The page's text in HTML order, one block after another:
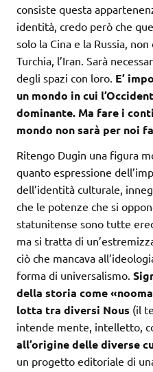
consiste questa
identità, credo però che
solo la Cina e la Russia,
Turchia, l’Iran. Sarà
degli spazi con loro. E’
un mondo in cui
dominante. Ma fare i
mondo non sarà per noi
Ritengo Dugin una figura
quanto espressione
dell’identità culturale,
che le potenze che si
statunitense sono tutte
ma si tratta di
ciò che mancava
forma di universalismo.
della storia come
lotta tra diversi Nous (il
intende mente, intelletto,
all’origine delle diverse
un progetto editoriale di